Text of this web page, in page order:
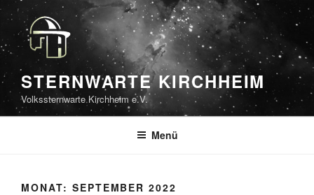
Zum
Inhalt
springen
STERNWARTE KIRCHHEIM
Volkssternwarte Kirchheim e.V.
Menü
MONAT: SEPTEMBER 2022